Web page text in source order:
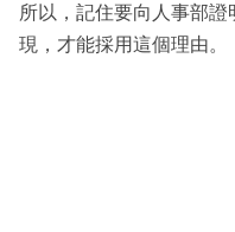
所以，記住要向人事部
現，才能採用這個理由。